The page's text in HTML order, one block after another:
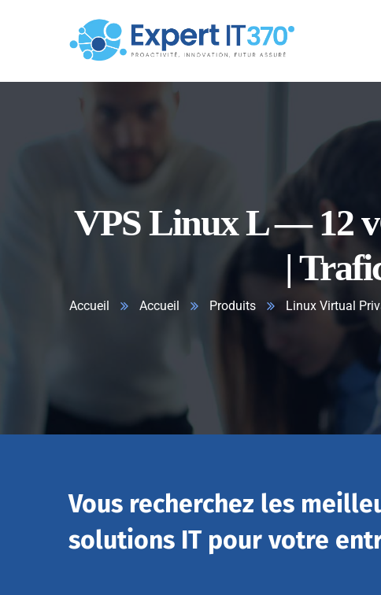
VPS Linux L — 12
|
Accueil Accueil Produits Linux Virtual
Vous recherchez les
solutions IT pour votre